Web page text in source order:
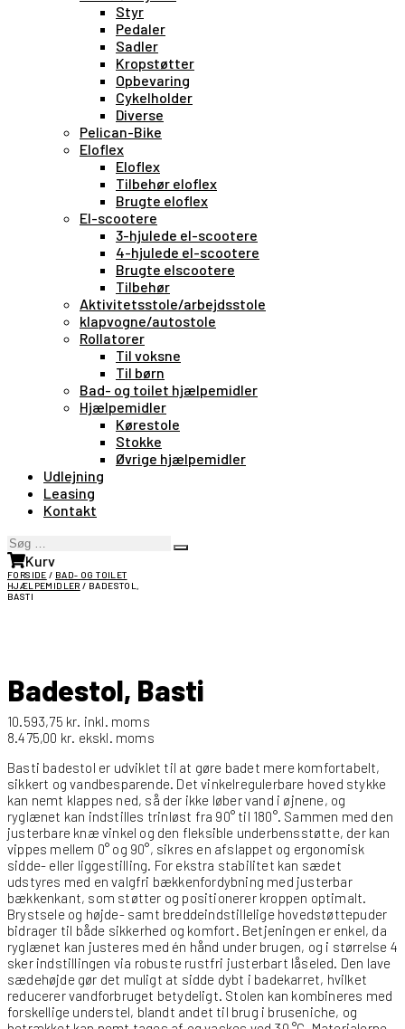
Styr
Pedaler
Sadler
Kropstøtter
Opbevaring
Cykelholder
Diverse
Pelican-Bike
Eloflex
Eloflex
Tilbehør eloflex
Brugte eloflex
El-scootere
3-hjulede el-scootere
4-hjulede el-scootere
Brugte elscootere
Tilbehør
Aktivitetsstole/arbejdsstole
klapvogne/autostole
Rollatorer
Til voksne
Til børn
Bad- og toilet hjælpemidler
Hjælpemidler
Kørestole
Stokke
Øvrige hjælpemidler
Udlejning
Leasing
Kontakt
Søg
…
Search
Kurv
FORSIDE / BAD- OG TOILET
HJÆLPEMIDLER / BADESTOL,
BASTI
Badestol, Basti
10.593,75 kr. inkl. moms
8.475,00 kr. ekskl. moms
Basti badestol er udviklet til at gøre badet mere komfortabelt,
sikkert og vandbesparende. Det vinkelregulerbare hoved stykke
kan nemt klappes ned, så der ikke løber vand i øjnene, og
ryglænet kan indstilles trinløst fra 90° til 180°. Sammen med den
justerbare knæ vinkel og den fleksible underbensstøtte, der kan
vippes mellem 0° og 90°, sikres en afslappet og ergonomisk
sidde- eller liggestilling. For ekstra stabilitet kan sædet
udstyres med en valgfri bækkenfordybning med justerbar
bækkenkant, som støtter og positionerer kroppen optimalt.
Brystsele og højde- samt breddeindstillelige hovedstøttepuder
bidrager til både sikkerhed og komfort. Betjeningen er enkel, da
ryglænet kan justeres med én hånd under brugen, og i størrelse 4
sker indstillingen via robuste rustfri justerbart låseled. Den lave
sædehøjde gør det muligt at sidde dybt i badekarret, hvilket
reducerer vandforbruget betydeligt. Stolen kan kombineres med
forskellige understel, blandt andet til brug i bruseniche, og